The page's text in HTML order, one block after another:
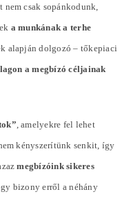
nem csak sopánkodunk,
a munkának a terhe
alapján dolgozó – tőkepiaci
a megbízó céljainak
, amelyekre fel lehet
nem kényszerítünk senkit, így
megbízóink sikeres
bizony erről a néhány